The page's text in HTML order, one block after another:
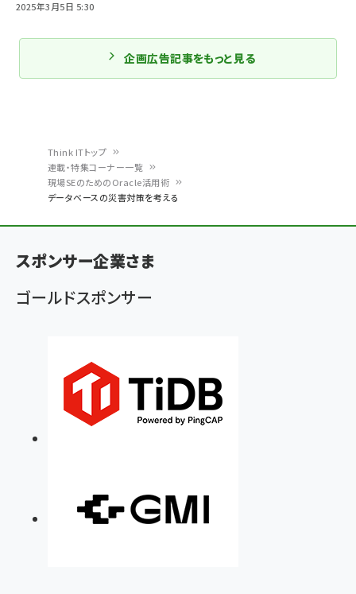
く
ず
Think ITトップ
連載・特集コーナー一覧
現場SEのためのOracle活用術
データベースの災害対策を考える
2025年3月5日 5:30
企画広告記事をもっと見る
スポンサー企業さま
ゴールドスポンサー